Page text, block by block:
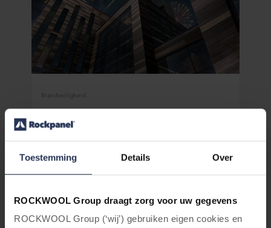
Toestemming Details Over
ROCKWOOL Group draagt zorg voor uw gegevens
ROCKWOOL Group (‘wij’) gebruiken eigen cookies en
Brandveiligheid
Rockpanel Premium is van nature
brandveilig
verantwoorde keuze.